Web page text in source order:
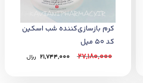
کرم بازسازی‌کننده شب اسکین
کد 50 میل
27,180,000
21,744,000 ﷼